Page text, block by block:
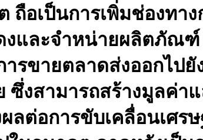
ถือเป็นการเพิ่มช่องทา
และจำหน่ายผลิตภัณฑ์
รขายตลาดส่งออกไปยั
ซึ่งสามารถสร้างมูลค่าแ
ลต่อการขับเคลื่อนเศร